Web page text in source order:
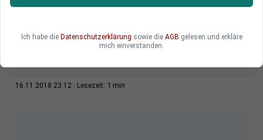
16.11.2018 23:12 Lesezeit: 1 min
Ich habe die Datenschutzerklärung sowie die AGB gelesen und erkläre
mich einverstanden.